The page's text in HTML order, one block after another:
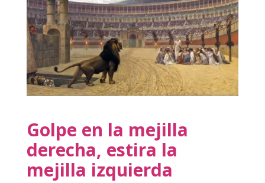
Golpe en la mejilla
derecha, estira la
mejilla izquierda